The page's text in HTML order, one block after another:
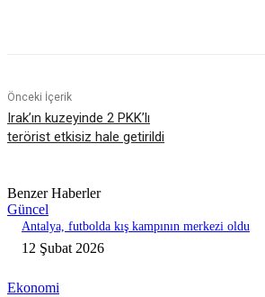
Önceki İçerik
Irak’ın kuzeyinde 2 PKK’lı
terörist etkisiz hale getirildi
Benzer Haberler
Güncel
Antalya, futbolda kış kampının merkezi oldu
12 Şubat 2026
Ekonomi